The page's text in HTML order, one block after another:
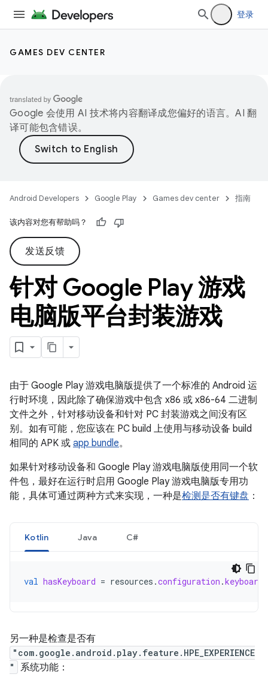
登录
GAMES DEV CENTER
Google 会使用 AI 技术将内容翻译成您偏好的语言。AI 翻
译可能包含错误。
Android Developers Google Play Games dev center 指南
该内容对您有帮助吗？
发送反馈
针对 Google Play 游戏
电脑版平台封装游戏
由于 Google Play 游戏电脑版提供了一个标准的 Android 运
行时环境，因此除了确保游戏中包含 x86 或 x86-64 二进制
文件之外，针对移动设备和针对 PC 封装游戏之间没有区
别。如有可能，您应该在 PC build 上使用与移动设备 build
相同的 APK 或 app bundle。
如果针对移动设备和 Google Play 游戏电脑版使用同一个软
件包，最好在运行时启用 Google Play 游戏电脑版专用功
能，具体可通过两种方式来实现，一种是检测是否有键盘 ：
Kotlin Java C#
val hasKeyboard = resources .configuration .keyboard
另一种是检查是否有
"com.google.android.play.feature.HPE_EXPERIENCE
"
系统功能：